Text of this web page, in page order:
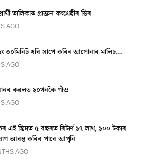
তালিকাত প্ৰাক্তন কংগ্ৰেছীৰ ভিৰ
AGO
৩০মিনিট ধৰি সাপে কৰিব আপোনাৰ মালিচ…
AGO
কৱলত ২০খনকৈ গাঁও
AGO
এই স্কিমত ৫ বছৰত ৰিটাৰ্ণ ১৭ লাখ, ১০০ টকাৰ
আৰম্ভ কৰিব পাৰে আপুনি
AGO